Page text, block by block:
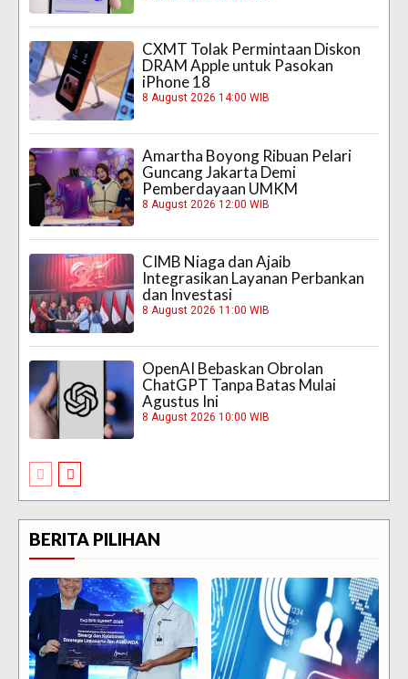
CXMT Tolak Permintaan Diskon
DRAM Apple untuk Pasokan
iPhone 18
8 August 2026 14:00 WIB
Amartha Boyong Ribuan Pelari
Guncang Jakarta Demi
Pemberdayaan UMKM
8 August 2026 12:00 WIB
CIMB Niaga dan Ajaib
Integrasikan Layanan Perbankan
dan Investasi
8 August 2026 11:00 WIB
OpenAI Bebaskan Obrolan
ChatGPT Tanpa Batas Mulai
Agustus Ini
8 August 2026 10:00 WIB
BERITA PILIHAN